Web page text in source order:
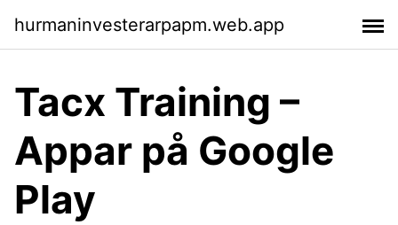
hurmaninvesterarpapm.web.app
Tacx Training –
Appar på Google
Play